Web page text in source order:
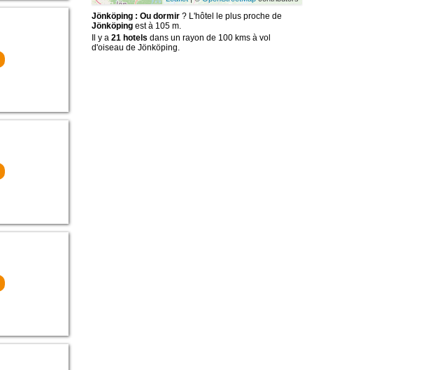
Jönköping : Ou dormir? L'hôtel le plus proche de
Jönköpingest à 105 m.
Il y a 21 hotels dans un rayon de 100 kms à vol
d'oiseau de Jönköping.